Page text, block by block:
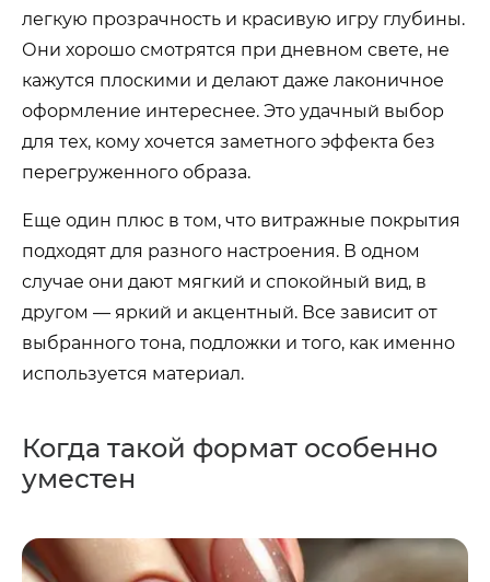
легкую прозрачность и красивую игру глубины.
Они хорошо смотрятся при дневном свете, не
кажутся плоскими и делают даже лаконичное
оформление интереснее. Это удачный выбор
для тех, кому хочется заметного эффекта без
перегруженного образа.
Еще один плюс в том, что витражные покрытия
подходят для разного настроения. В одном
случае они дают мягкий и спокойный вид, в
другом — яркий и акцентный. Все зависит от
выбранного тона, подложки и того, как именно
используется материал.
Когда такой формат особенно
уместен